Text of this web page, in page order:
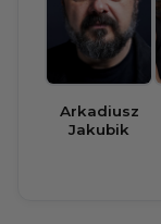
Arkadiusz
Jakubik